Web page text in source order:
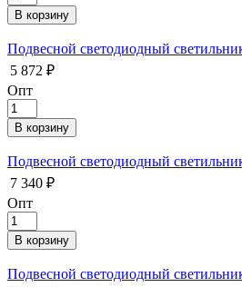
Подвесной светодиодный
5 872 ₽
Опт
Подвесной светодиодный
7 340 ₽
Опт
Подвесной светодиодный